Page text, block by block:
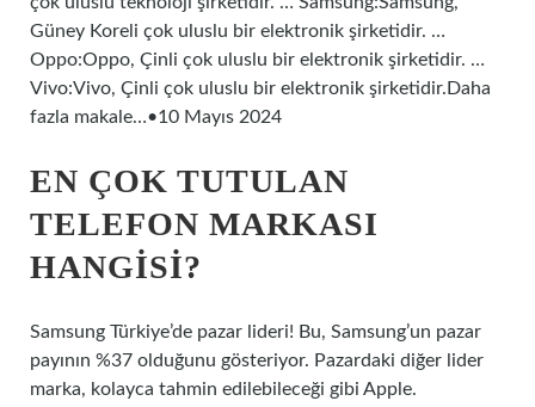
Güney Koreli çok uluslu bir elektronik şirketidir. …
Oppo:Oppo, Çinli çok uluslu bir elektronik şirketidir. …
Vivo:Vivo, Çinli çok uluslu bir elektronik şirketidir.Daha
fazla makale…•10 Mayıs 2024
EN ÇOK TUTULAN
TELEFON MARKASI
HANGISI?
Samsung Türkiye’de pazar lideri! Bu, Samsung’un pazar
payının %37 olduğunu gösteriyor. Pazardaki diğer lider
marka, kolayca tahmin edilebileceği gibi Apple.